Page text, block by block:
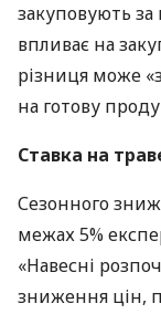
закуповують
впливає на
різниця може
на готову
Ставка на
Сезонного
межах 5%
«Навесні
зниження цін,